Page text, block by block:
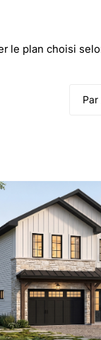
le plan choisi